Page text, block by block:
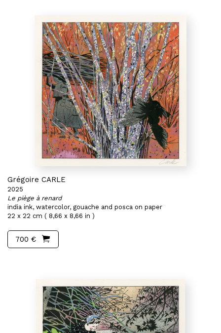
Grégoire CARLE
2025
Le piège à renard
india ink, watercolor, gouache and posca on paper
22 x 22 cm ( 8,66 x 8,66 in )
700 €